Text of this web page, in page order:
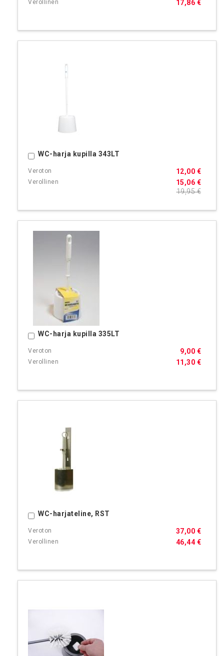
17,86 €
WC-harja kupilla 343LT
15,06 €
12,00 €
19,95 €
Ostoskoriin
WC-harja kupilla 335LT
11,30 €
9,00 €
Ostoskoriin
WC-harjateline, RST
46,44 €
37,00 €
Ostoskoriin